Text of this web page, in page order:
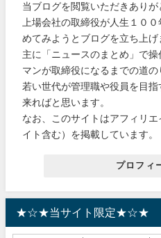
当ブログを閲覧いただきありが
上場会社の取締役が人生１０
めてみようとブログを立ち上げ
主に「ニュースのまとめ」で
マンが取締役になるまでの道の
若い世代が管理職や役員を目
来ればと思います。
なお、このサイトはアフィリ
イト含む）を掲載しています。
プロフィ
★☆★当サイト限定★☆★